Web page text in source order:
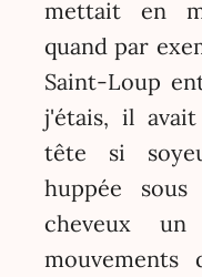
mettait en
quand par
Saint-Loup
j'étais, il
tête si
huppée
cheveux